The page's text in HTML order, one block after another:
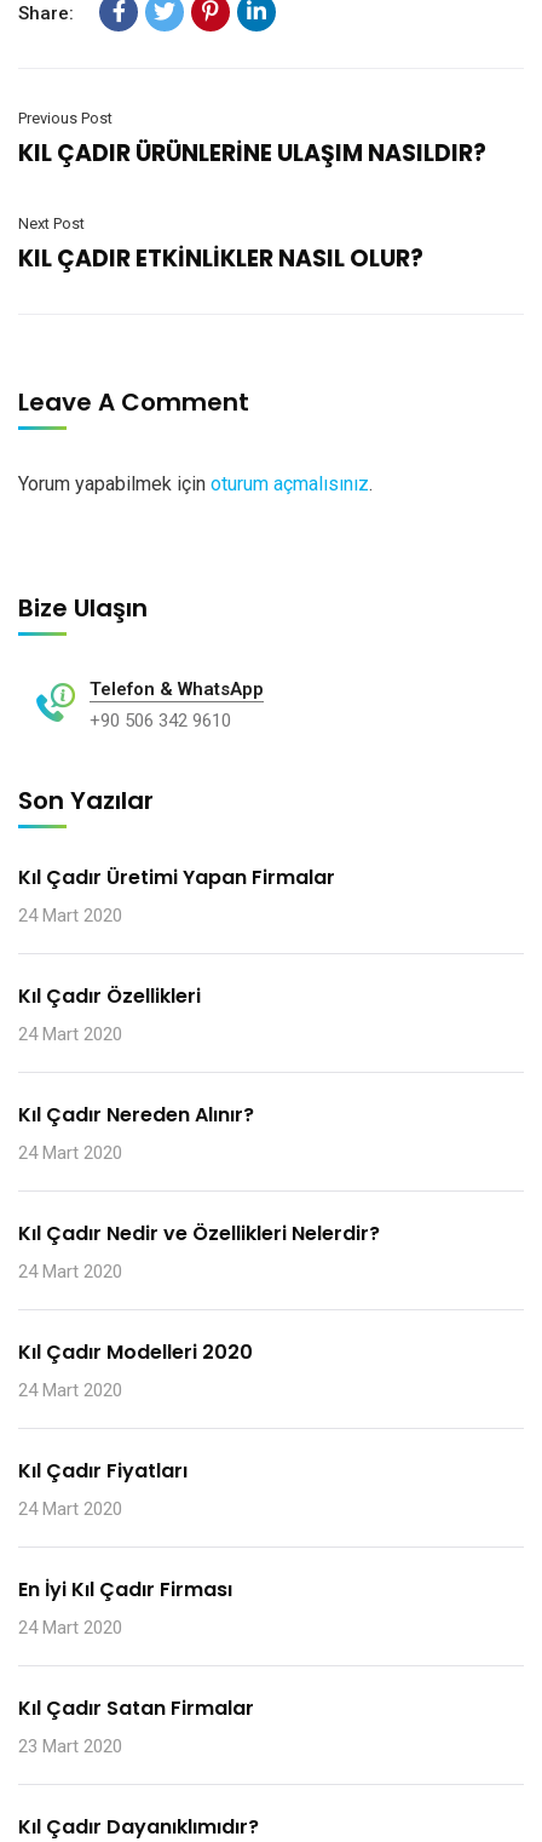
Share:
Previous Post
KIL ÇADIR ÜRÜNLERİNE ULAŞIM NASILDIR?
Next Post
KIL ÇADIR ETKİNLİKLER NASIL OLUR?
Leave A Comment
Yorum yapabilmek için oturum açmalısınız.
Bize Ulaşın
Telefon & WhatsApp
+90 506 342 9610
Son Yazılar
Kıl Çadır Üretimi Yapan Firmalar
24 Mart 2020
Kıl Çadır Özellikleri
24 Mart 2020
Kıl Çadır Nereden Alınır?
24 Mart 2020
Kıl Çadır Nedir ve Özellikleri Nelerdir?
24 Mart 2020
Kıl Çadır Modelleri 2020
24 Mart 2020
Kıl Çadır Fiyatları
24 Mart 2020
En İyi Kıl Çadır Firması
24 Mart 2020
Kıl Çadır Satan Firmalar
23 Mart 2020
Kıl Çadır Dayanıklımıdır?